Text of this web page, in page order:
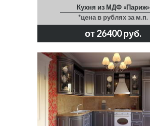
Кухня из МДФ «Париж»
*цена в рублях за м.п.
от 26400 руб.